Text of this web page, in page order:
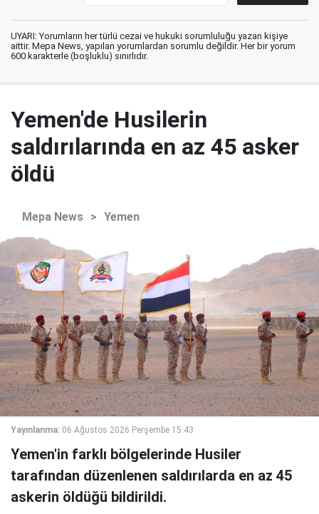
UYARI: Yorumların her türlü cezai ve hukuki sorumluluğu yazan kişiye
aittir. Mepa News, yapılan yorumlardan sorumlu değildir. Her bir yorum
600 karakterle (boşluklu) sınırlıdır.
Yemen'de Husilerin
saldırılarında en az 45 asker
öldü
Mepa News > Yemen
Yayınlanma: 06 Ağustos 2026 Perşembe 15:43
Yemen'in farklı bölgelerinde Husiler
tarafından düzenlenen saldırılarda en az 45
askerin öldüğü bildirildi.